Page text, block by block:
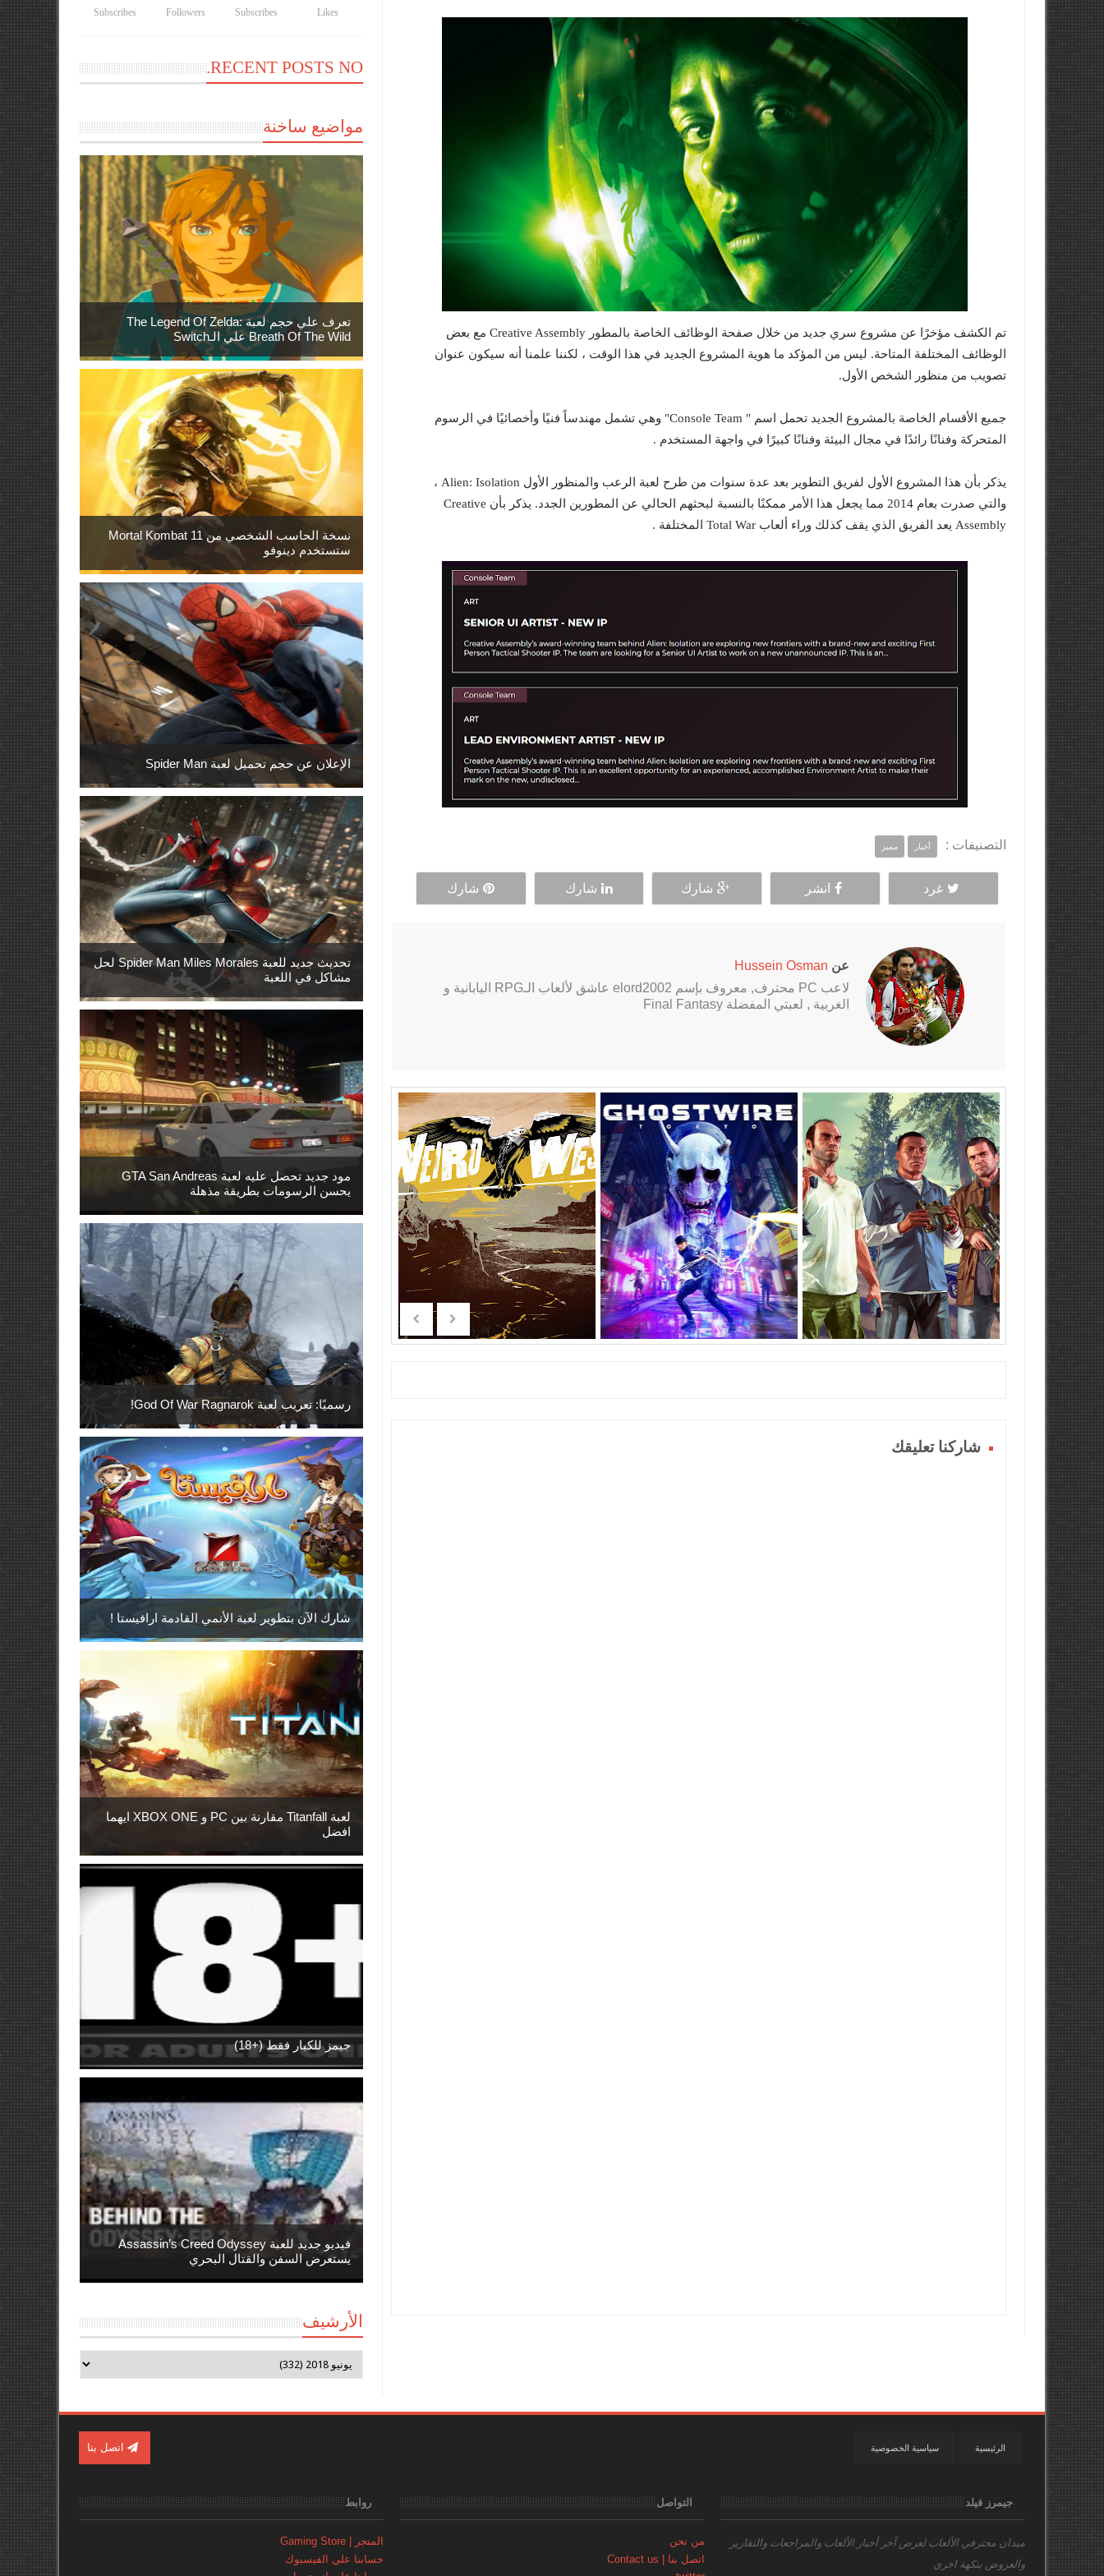
تم الكشف مؤخرًا عن مشروع سري جديد من خلال صفحة الوظائف الخاصة بالمطور Creative Assembly مع بعض
الوظائف المختلفة المتاحة. ليس من المؤكد ما هوية المشروع الجديد في هذا الوقت ، لكننا علمنا أنه سيكون عنوان
تصويب من منظور الشخص الأول.
جميع الأقسام الخاصة بالمشروع الجديد تحمل اسم " Console Team" وهي تشمل مهندساً فنيًا وأخصائيًا في الرسوم
المتحركة وفنانًا رائدًا في مجال البيئة وفنانًا كبيرًا في واجهة المستخدم .
يذكر بأن هذا المشروع الأول لفريق التطوير بعد عدة سنوات من طرح لعبة الرعب والمنظور الأول Alien: Isolation ،
والتي صدرت بعام 2014 مما يجعل هذا الأمر ممكنًا بالنسبة لبحثهم الحالي عن المطورين الجدد. يذكر بأن Creative
Assembly يعد الفريق الذي يقف كذلك وراء ألعاب Total War المختلفة .
التصنيفات : أخبار مميز
غرد انشر شارك شارك شارك
عن Hussein Osman
لاعب PC محترف, معروف بإسم elord2002 عاشق لألعاب الـRPG اليابانية و
الغربية , لعبتي المفضلة Final Fantasy
شاركنا تعليقك
Likes
Subscribes
Followers
Subscribes
RECENT POSTS NO.
مواضيع ساخنة
تعرف علي حجم لعبة The Legend Of Zelda:
Breath Of The Wild علي الـSwitch
نسخة الحاسب الشخصي من Mortal Kombat 11
ستستخدم دينوفو
الإعلان عن حجم تحميل لعبة Spider Man
تحديث جديد للعبة Spider Man Miles Morales لحل
مشاكل في اللعبة
مود جديد تحصل عليه لعبة GTA San Andreas
يحسن الرسومات بطريقة مذهلة
رسميًا: تعريب لعبة God Of War Ragnarok!
شارك الآن بتطوير لعبة الأنمي القادمة ارافيستا !
لعبة Titanfall مقارنة بين PC و XBOX ONE ايهما
افضل
جيمز للكبار فقط (+18)
فيديو جديد للعبة Assassin’s Creed Odyssey
يستعرض السفن والقتال البحري
الأرشيف
سياسية الخصوصية الرئيسية اتصل بنا
جيمرز فيلد
ميدان محترفي الألعابلعرض آخر أخبار الألعاب والمراجعات والتقارير
والعروض بنكهة اخري
التواصل
من نحن
اتصل بنا | Contact us
روابط
المتجر | Gaming Store
حسابنا علي الفيسبوك